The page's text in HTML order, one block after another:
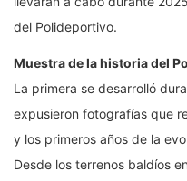
del Polideportivo.
Muestra de la historia del
La primera se desarrolló
expusieron fotografías que
y los primeros años de la
Desde los terrenos baldíos